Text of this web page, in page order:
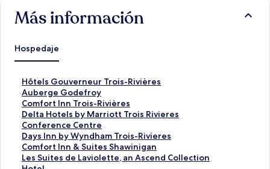
Más información
Hospedaje
Hôtels Gouverneur Trois-Rivières
E
n
l
a
c
e
p
a
Auberge Godefroy
E
n
l
a
c
e
p
Comfort Inn Trois-Rivières
E
n
l
a
c
e
Delta Hotels by Marriott Trois Rivieres
Conference Centre
E
n
l
a
c
Days Inn by Wyndham Trois-Rivieres
E
n
l
Comfort Inn & Suites Shawinigan
E
n
Les Suites de Laviolette, an Ascend Collection
E